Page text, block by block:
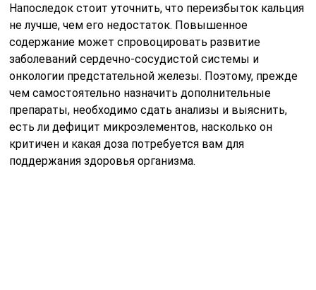
Напоследок стоит уточнить, что переизбыток кальция
не лучше, чем его недостаток. Повышенное
содержание может спровоцировать развитие
заболеваний сердечно-сосудистой системы и
онкологии предстательной железы. Поэтому, прежде
чем самостоятельно назначить дополнительные
препараты, необходимо сдать анализы и выяснить,
есть ли дефицит микроэлементов, насколько он
критичен и какая доза потребуется вам для
поддержания здоровья организма.